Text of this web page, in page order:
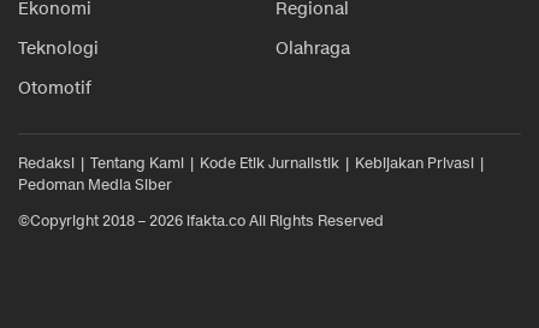
Ekonomi
Regional
Teknologi
Olahraga
Otomotif
Redaksi Tentang Kami Kode Etik Jurnalistik
Kebijakan Privasi
Pedoman Media Siber
©Copyright 2018 – 2026 ifakta.co All Rights Reserved